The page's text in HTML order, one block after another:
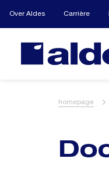
Over Aldes Carrière
homepage